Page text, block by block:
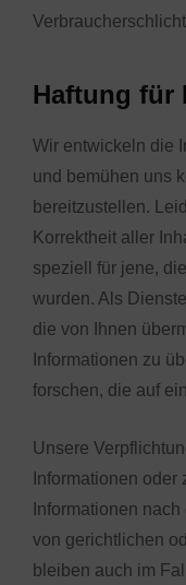
Haftung für
Wir entwickeln die
und bemühen uns
bereitzustellen.
Korrektheit aller
speziell für jene,
wurden. Als
die von Ihnen
Informationen zu
forschen, die auf
Unsere
Informationen
Informationen
von gerichtlichen
bleiben auch im